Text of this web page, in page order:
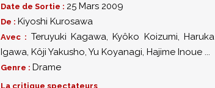
Date de Sortie : 25 Mars 2009
De : Kiyoshi Kurosawa
Avec : Teruyuki Kagawa,Kyôko Koizumi,Haruka
Igawa, Kôji Yakusho, Yu Koyanagi, Hajime Inoue ...
Genre : Drame
La critique spectateurs